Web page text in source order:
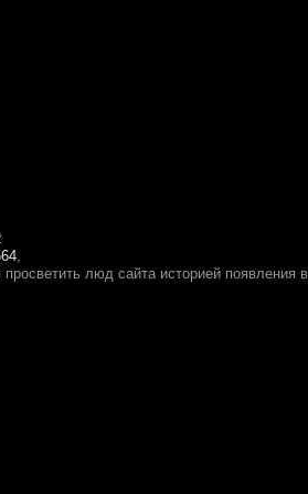
,
просветить люд сайта историей